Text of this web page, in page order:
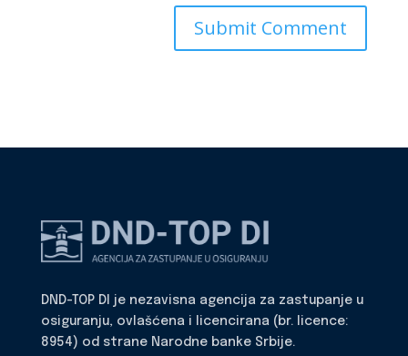
DND-TOP DI je nezavisna agencija za zastupanje u
osiguranju, ovlašćena i licencirana (br. licence:
8954) od strane Narodne banke Srbije.